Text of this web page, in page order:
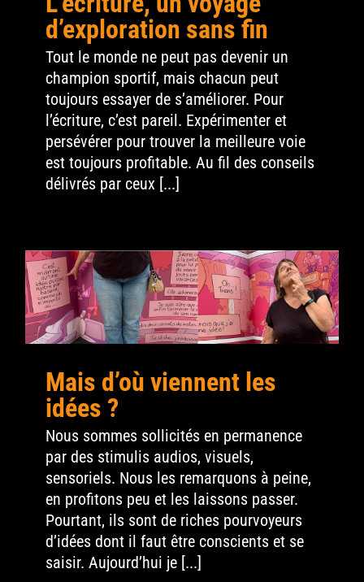
Contact
Search
d’exploration sans fin
Tout le monde ne peut pas devenir un
champion sportif, mais chacun peut
toujours essayer de s’améliorer. Pour
l’écriture, c’est pareil. Expérimenter et
persévérer pour trouver la meilleure voie
est toujours profitable. Au fil des conseils
délivrés par ceux [...]
Mais d’où viennent les
idées ?
Nous sommes sollicités en permanence
par des stimulis audios, visuels,
sensoriels. Nous les remarquons à peine,
en profitons peu et les laissons passer.
Pourtant, ils sont de riches pourvoyeurs
d’idées dont il faut être conscients et se
saisir. Aujourd’hui je [...]